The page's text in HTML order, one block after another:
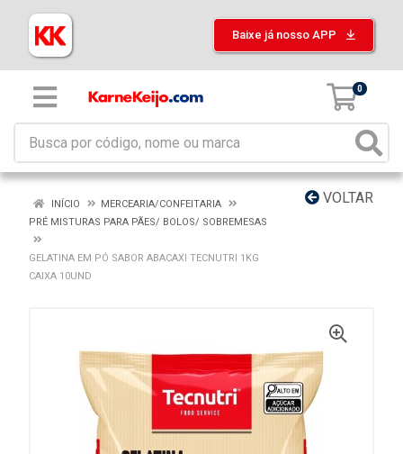
Baixe já nosso APP
0
VOLTAR
INÍCIO
MERCEARIA/CONFEITARIA
PRÉ MISTURAS PARA PÃES/ BOLOS/ SOBREMESAS
GELATINA EM PÓ SABOR ABACAXI TECNUTRI 1KG
CAIXA 10UND